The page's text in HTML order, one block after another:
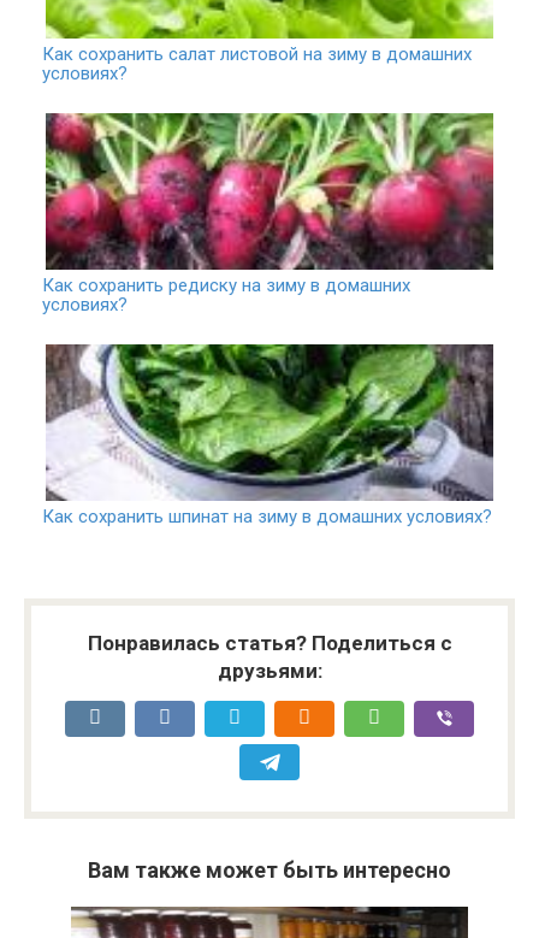
Как сохранить салат листовой на зиму в домашних
условиях?
Как сохранить редиску на зиму в домашних
условиях?
Как сохранить шпинат на зиму в домашних условиях?
Понравилась статья? Поделиться с
друзьями:
Вам также может быть интересно